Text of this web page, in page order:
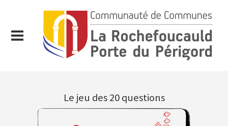
Le jeu des 20 questions